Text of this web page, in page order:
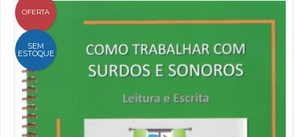
OFERTA
SEM
ESTOQUE